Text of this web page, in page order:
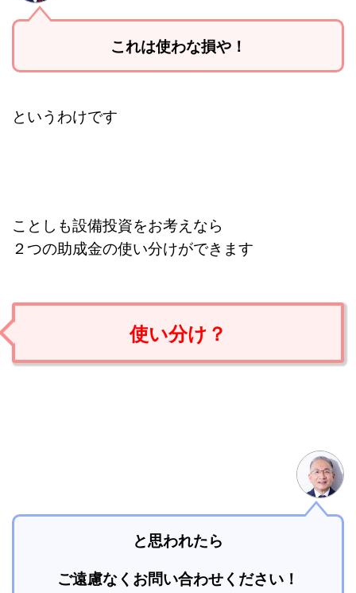
これは使わな損や！
というわけです
ことしも設備投資をお考えなら
２つの助成金の使い分けができます
使い分け？
と思われたら
ご遠慮なくお問い合わせください！